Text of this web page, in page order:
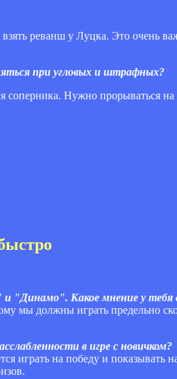
реванш у Луцка. Это очень
при угловых и штрафных?
Нужно прорываться
"Динамо". Какое мнение у тебя
мы должны играть предельно
в игре с новичком?
играть на победу и показывать